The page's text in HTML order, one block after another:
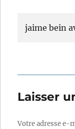
jaime bein
Laisser
Votre adresse e-